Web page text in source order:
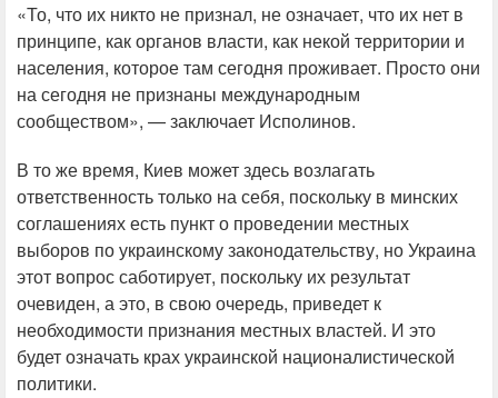
«То, что их никто не признал, не означает, что их нет в
принципе, как органов власти, как некой территории и
населения, которое там сегодня проживает. Просто они
на сегодня не признаны международным
сообществом», — заключает Исполинов.
В то же время, Киев может здесь возлагать
ответственность только на себя, поскольку в минских
соглашениях есть пункт о проведении местных
выборов по украинскому законодательству, но Украина
этот вопрос саботирует, поскольку их результат
очевиден, а это, в свою очередь, приведет к
необходимости признания местных властей. И это
будет означать крах украинской националистической
политики.